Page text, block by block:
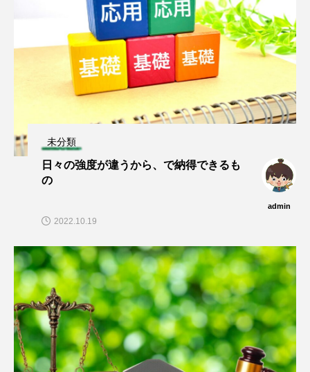
未分類
日々の強度が違うから、で納得できるも
の
admin
2022.10.19